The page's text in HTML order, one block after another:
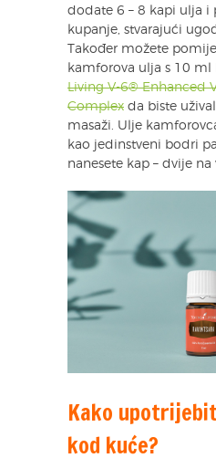
dodate 6 – 8 kapi ulja i
kupanje, stvarajući
Također možete
kamforova ulja s 10 ml
Living V-6® Enhanced
Complex da biste
masaži. Ulje
kao jedinstveni bodri
nanesete kap – dvije
Kako
kod kuće?